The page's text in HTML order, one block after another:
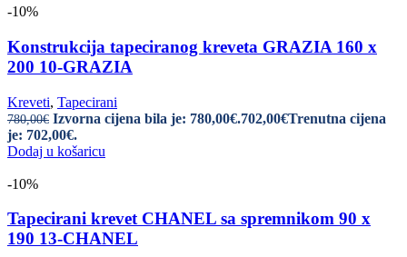
-10%
Konstrukcija tapeciranog kreveta GRAZIA 160 x
200 10-GRAZIA
Kreveti, Tapecirani
780,00€ Izvorna cijena bila je: 780,00€.702,00€Trenutna cijena
je: 702,00€.
Dodaj u košaricu
-10%
Tapecirani krevet CHANEL sa spremnikom 90 x
190 13-CHANEL